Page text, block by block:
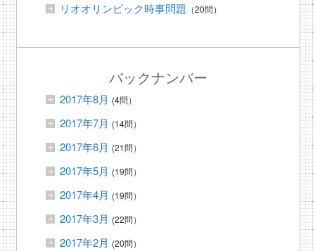
リオオリンピック時事問題 （20問）
バックナンバー
2017年8月 (4問）
2017年7月 (14問）
2017年6月 (21問）
2017年5月 (19問）
2017年4月 (19問）
2017年3月 (22問）
2017年2月 (20問）